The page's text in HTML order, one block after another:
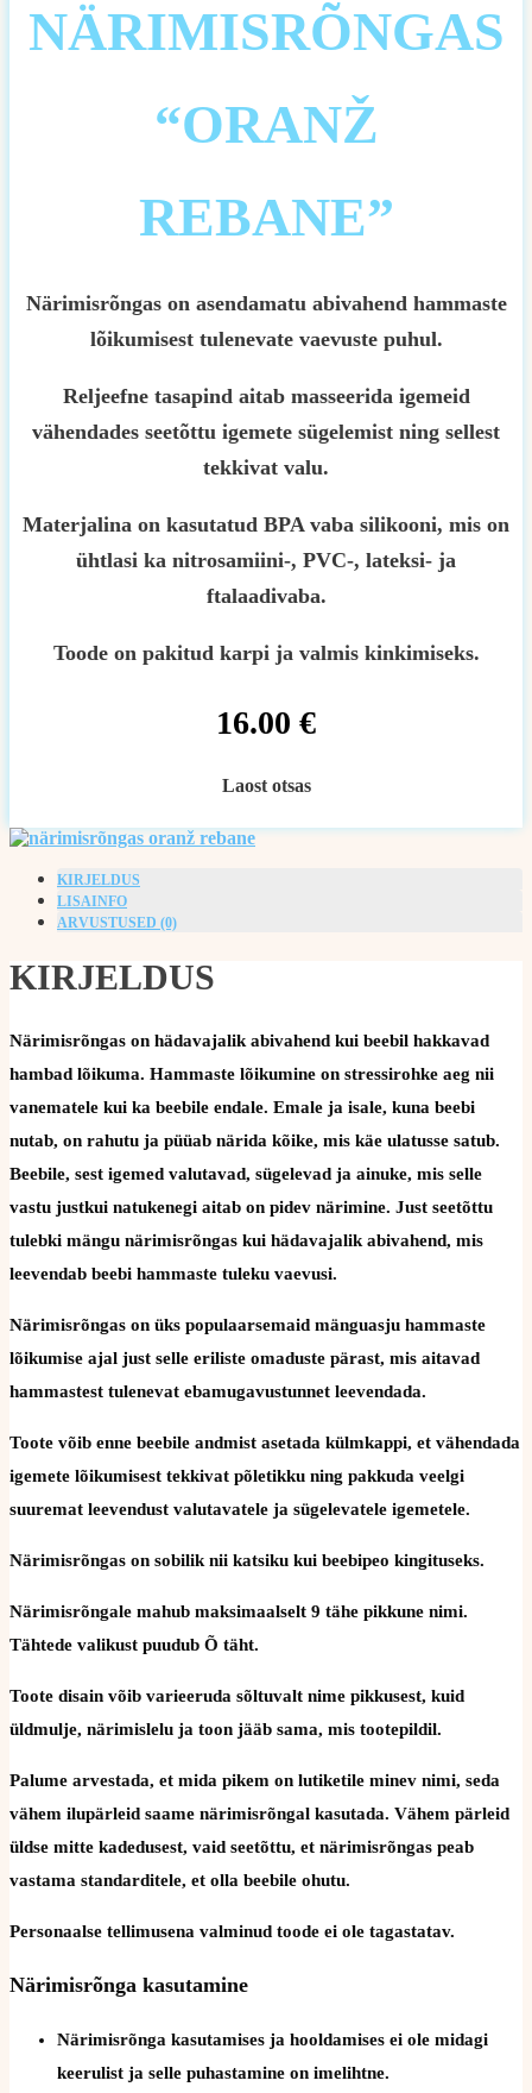
NÄRIMISRÕNGAS
“ORANŽ
REBANE”
Närimisrõngas on asendamatu abivahend hammaste
lõikumisest tulenevate vaevuste puhul.
Reljeefne tasapind aitab masseerida igemeid
vähendades seetõttu igemete sügelemist ning sellest
tekkivat valu.
Materjalina on kasutatud BPA vaba silikooni, mis on
ühtlasi ka nitrosamiini-, PVC-, lateksi- ja
ftalaadivaba.
Toode on pakitud karpi ja valmis kinkimiseks.
16.00 €
Laost otsas
KIRJELDUS
LISAINFO
ARVUSTUSED (0)
KIRJELDUS
Närimisrõngas on hädavajalik abivahend kui beebil hakkavad
hambad lõikuma. Hammaste lõikumine on stressirohke aeg nii
vanematele kui ka beebile endale. Emale ja isale, kuna beebi
nutab, on rahutu ja püüab närida kõike, mis käe ulatusse satub.
Beebile, sest igemed valutavad, sügelevad ja ainuke, mis selle
vastu justkui natukenegi aitab on pidev närimine. Just seetõttu
tulebki mängu närimisrõngas kui hädavajalik abivahend, mis
leevendab beebi hammaste tuleku vaevusi.
Närimisrõngas on üks populaarsemaid mänguasju hammaste
lõikumise ajal just selle eriliste omaduste pärast, mis aitavad
hammastest tulenevat ebamugavustunnet leevendada.
Toote võib enne beebile andmist asetada külmkappi, et vähendada
igemete lõikumisest tekkivat põletikku ning pakkuda veelgi
suuremat leevendust valutavatele ja sügelevatele igemetele.
Närimisrõngas on sobilik nii katsiku kui beebipeo kingituseks.
Närimisrõngale mahub maksimaalselt 9 tähe pikkune nimi.
Tähtede valikust puudub Õ täht.
Toote disain võib varieeruda sõltuvalt nime pikkusest, kuid
üldmulje, närimislelu ja toon jääb sama, mis tootepildil.
Palume arvestada, et mida pikem on lutiketile minev nimi, seda
vähem ilupärleid saame närimisrõngal kasutada. Vähem pärleid
üldse mitte kadedusest, vaid seetõttu, et närimisrõngas peab
vastama standarditele, et olla beebile ohutu.
Personaalse tellimusena valminud toode ei ole tagastatav.
Närimisrõnga kasutamine
Närimisrõnga kasutamises ja hooldamises ei ole midagi
keerulist ja selle puhastamine on imelihtne.